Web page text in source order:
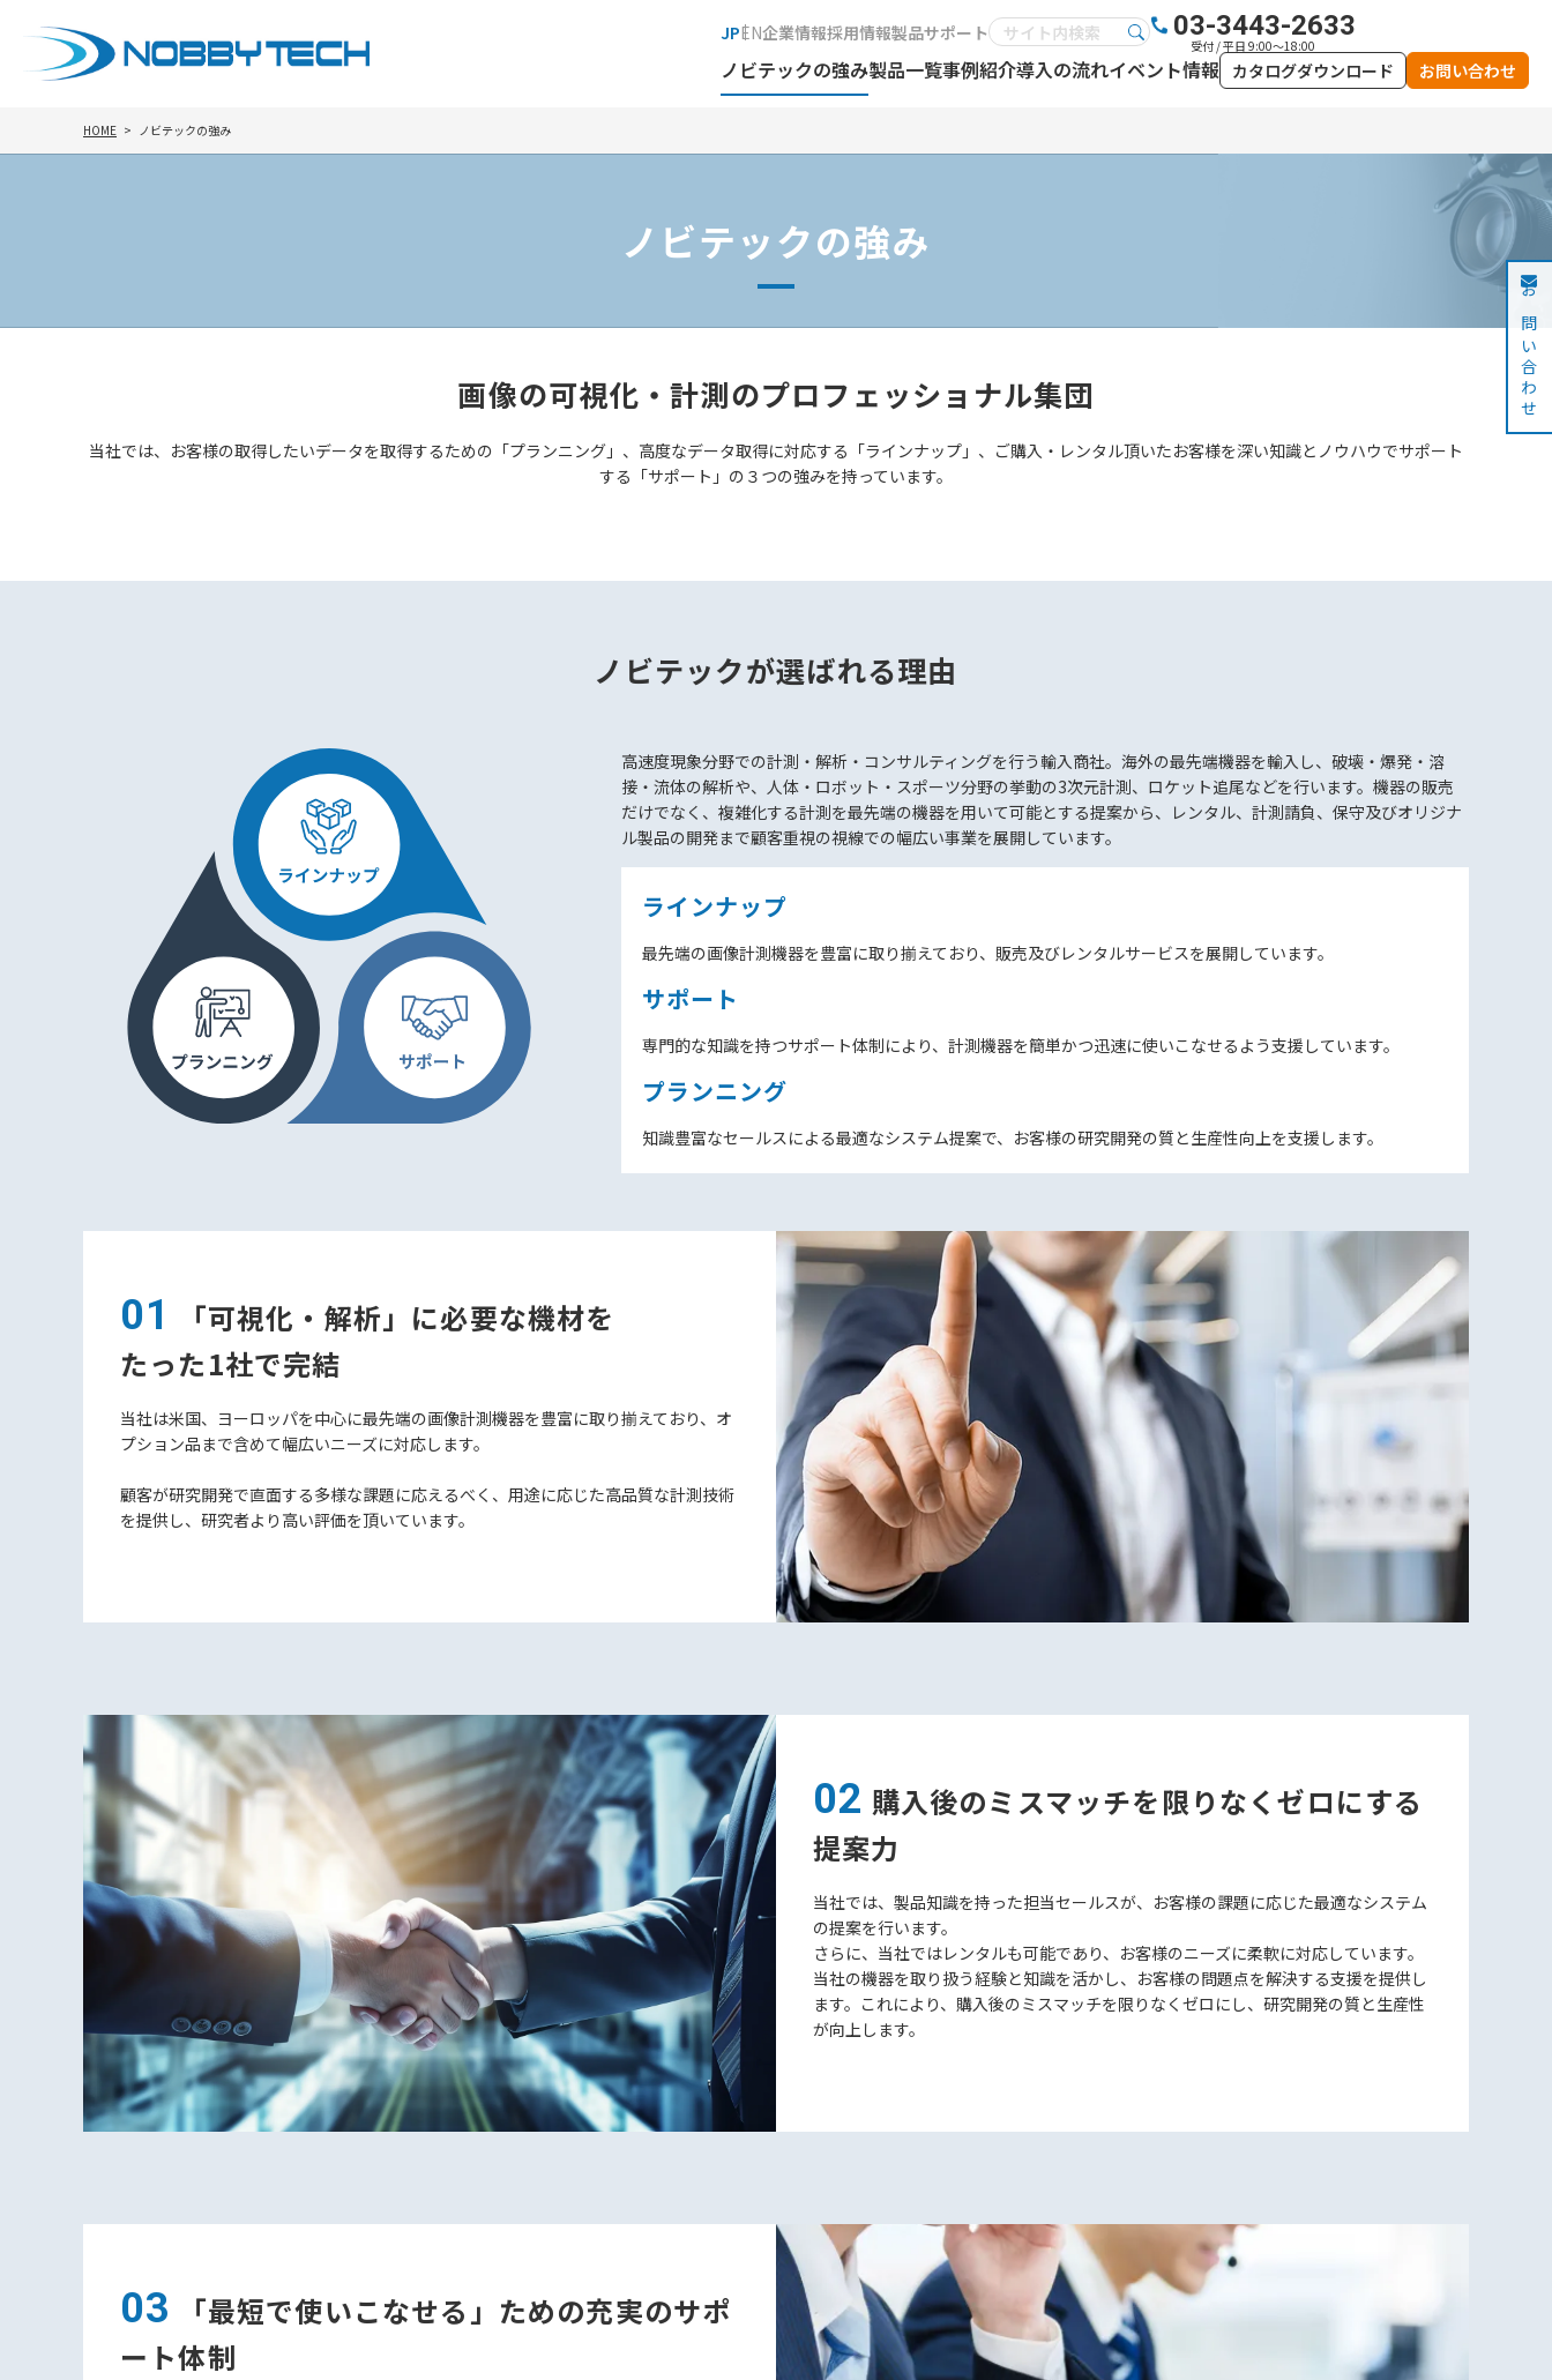
JPEN企業情報採用情報製品サポート 03-3443-2633
受付 / 平日 9:00～18:00
ノビテックの強み製品一覧事例紹介導入の流れイベント情報 カタログダウンロード お問い合わせ
HOME ノビテックの強み
ノビテックの強み
画像の可視化・計測のプロフェッショナル集団
当社では、お客様の取得したいデータを取得するための「プランニング」、高度なデータ取得に対応する「ラインナップ」、ご購入・レンタル頂いたお客様を深い知識とノウハウでサポート
する「サポート」の３つの強みを持っています。
ノビテックが選ばれる理由
高速度現象分野での計測・解析・コンサルティングを行う輸入商社。海外の最先端機器を輸入し、破壊・爆発・溶
接・流体の解析や、人体・ロボット・スポーツ分野の挙動の3次元計測、ロケット追尾などを行います。機器の販売
だけでなく、複雑化する計測を最先端の機器を用いて可能とする提案から、レンタル、計測請負、保守及びオリジナ
ル製品の開発まで顧客重視の視線での幅広い事業を展開しています。
ラインナップ
最先端の画像計測機器を豊富に取り揃えており、販売及びレンタルサービスを展開しています。
サポート
専門的な知識を持つサポート体制により、計測機器を簡単かつ迅速に使いこなせるよう支援しています。
プランニング
知識豊富なセールスによる最適なシステム提案で、お客様の研究開発の質と生産性向上を支援します。
01
「可視化・解析」に必要な機材を
たった1社で完結
当社は米国、ヨーロッパを中心に最先端の画像計測機器を豊富に取り揃えており、オ
プション品まで含めて幅広いニーズに対応します。
顧客が研究開発で直面する多様な課題に応えるべく、用途に応じた高品質な計測技術
を提供し、研究者より高い評価を頂いています。
02 購入後のミスマッチを限りなくゼロにする
提案力
当社では、製品知識を持った担当セールスが、お客様の課題に応じた最適なシステム
の提案を行います。
さらに、当社ではレンタルも可能であり、お客様のニーズに柔軟に対応しています。
当社の機器を取り扱う経験と知識を活かし、お客様の問題点を解決する支援を提供し
ます。これにより、購入後のミスマッチを限りなくゼロにし、研究開発の質と生産性
が向上します。
03 「最短で使いこなせる」ための充実のサポ
ート体制
お問い合わせ